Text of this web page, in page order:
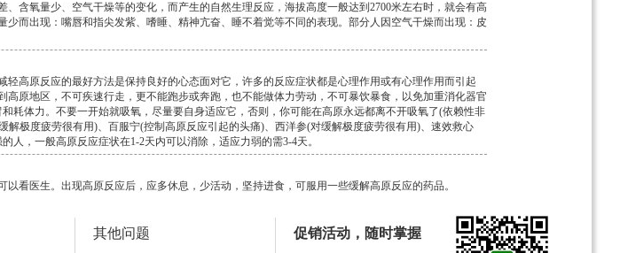
含氧量少、空气干燥等的变化，而产生的自然生理反应，海拔高度一般达到2700米左右时，就会有高
而出现：嘴唇和指尖发紫、嗜睡、精神亢奋、睡不着觉等不同的表现。部分人因空气干燥而出现：皮
高原反应的最好方法是保持良好的心态面对它，许多的反应症状都是心理作用或有心理作用而引起
原地区，不可疾速行走，更不能跑步或奔跑，也不能做体力劳动，不可暴饮暴食，以免加重消化器官
体力。不要一开始就吸氧，尽量要自身适应它，否则，你可能在高原永远都离不开吸氧了(依赖性非
度疲劳很有用)、百服宁(控制高原反应引起的头痛)、西洋参(对缓解极度疲劳很有用)、速效救心
，一般高原反应症状在1-2天内可以消除，适应力弱的需3-4天。
看医生。出现高原反应后，应多休息，少活动，坚持进食，可服用一些缓解高原反应的药品。
疾病的人不宜进藏区，因此，对于有严重的高血压、心脏病、(支)气管炎、糖尿病、感冒的患者限制
其他问题 促销活动，随时掌握